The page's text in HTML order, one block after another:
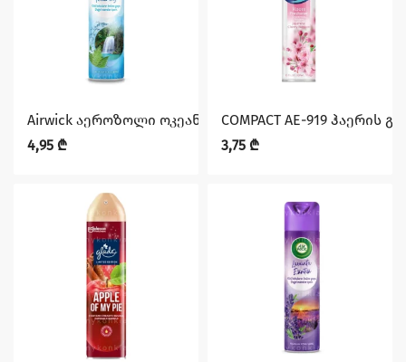
Airwick აეროზოლი ოკეანის სიმხნევე 300მლ. (12)
4,95 ₾
COMPACT AE-919
3,75 ₾